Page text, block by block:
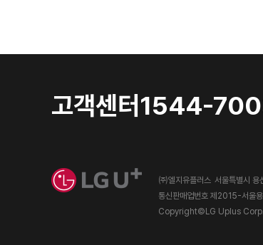
고객센터 1544-
㈜엘지유플러스 서울특별시 용
통신판매업번호 제2015-서울
Copyright©LG Uplus